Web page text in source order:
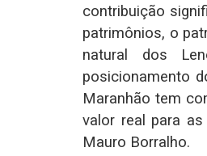
contribuição
patrimônios, o
natural dos
posicionamento
Maranhão tem
valor real para
Mauro Borralho.